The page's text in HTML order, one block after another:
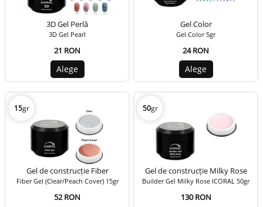
3D Gel Perlă
3D Gel Pearl
21 RON
Alege
Gel Color
Gel Color 5gr
24 RON
Alege
15gr
Gel de construcție Fiber
Fiber Gel (Clear/Peach Cover) 15gr
52 RON
50gr
Gel de construcție Milky Rose
Builder Gel Milky Rose ICORAL 50gr
130 RON